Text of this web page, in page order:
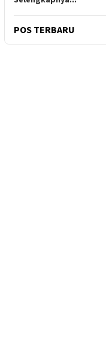
POS TERBARU